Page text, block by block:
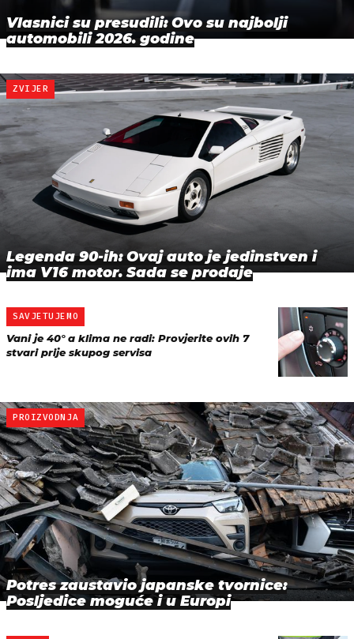
Vlasnici su presudili: Ovo su najbolji
automobili 2026. godine
ZVIJER
Legenda 90-ih: Ovaj auto je jedinstven i
ima V16 motor. Sada se prodaje
SAVJETUJEMO
Vani je 40° a klima ne radi: Provjerite ovih 7
stvari prije skupog servisa
PROIZVODNJA
Potres zaustavio japanske tvornice:
Posljedice moguće i u Europi